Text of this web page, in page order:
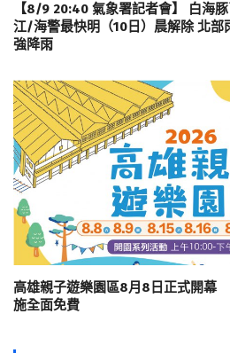
【8/9 20:40 氣象署記者會】 白海
江/海警最快明（10日）晨解除 北部
強降雨
高雄親子遊樂園區8月8日正式開幕
施全面免費